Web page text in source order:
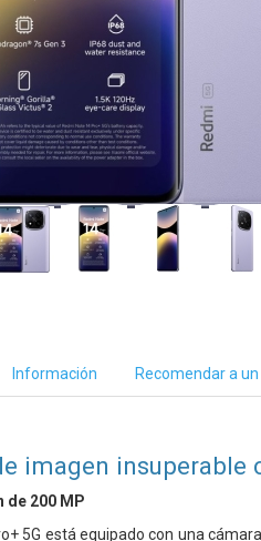
Información Recomendar a
imagen
de 200 MP
5G está equipado con una